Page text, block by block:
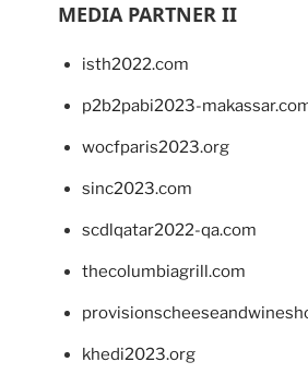
MEDIA PARTNER II
isth2022.com
p2b2pabi2023-
wocfparis2023.org
sinc2023.com
scdlqatar2022-qa.com
thecolumbiagrill.com
khedi2023.org